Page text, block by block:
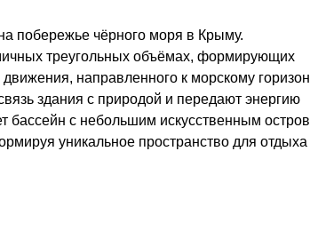
с природой и передают энергию
с небольшим искусственным островом,
уникальное пространство для отдыха и